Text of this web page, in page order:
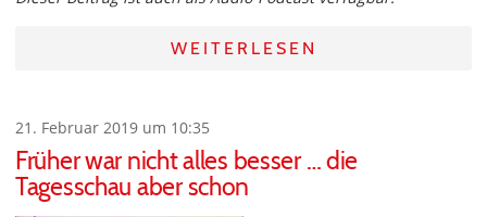
WEITERLESEN
21. Februar 2019 um 10:35
Früher war nicht alles besser … die
Tagesschau aber schon